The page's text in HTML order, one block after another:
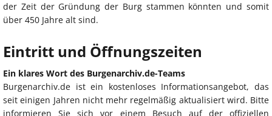
der Zeit der Gründung der Burg stammen könnten und somit
über 450 Jahre alt sind.
Eintritt und Öffnungszeiten
Ein klares Wort des Burgenarchiv.de-Teams
Burgenarchiv.de ist ein kostenloses Informationsangebot, das
seit einigen Jahren nicht mehr regelmäßig aktualisiert wird. Bitte
informieren Sie sich vor einem Besuch auf der offiziellen